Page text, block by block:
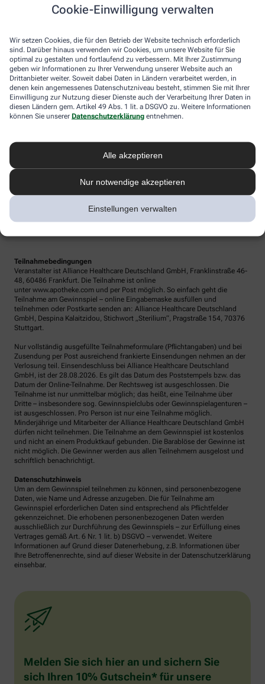
Cookie-Einwilligung verwalten
Wir setzen Cookies, die für den Betrieb der Website technisch erforderlich
sind. Darüber hinaus verwenden wir Cookies, um unsere Website für Sie
optimal zu gestalten und fortlaufend zu verbessern. Mit Ihrer Zustimmung
geben wir Informationen zu Ihrer Verwendung unserer Website auch an
Drittanbieter weiter. Soweit dabei Daten in Ländern verarbeitet werden, in
denen kein angemessenes Datenschutzniveau besteht, stimmen Sie mit Ihrer
Einwilligung zur Nutzung dieser Dienste auch der Verarbeitung Ihrer Daten in
diesen Ländern gem. Artikel 49 Abs. 1 lit. a DSGVO zu. Weitere Informationen
können Sie unserer Datenschutzerklärung entnehmen.
Alle akzeptieren
Nur notwendige akzeptieren
Einstellungen verwalten
Teilnahmebedingungen
Veranstalter ist Alliance Healthcare Deutschland GmbH, Franklinstraße 46-
48, 60486 Frankfurt. Die Teilnahme ist online
unter www.apotheke.com und per Post möglich. So einfach geht die
Teilnahme am Gewinnspiel – online Eingabemaske ausfüllen und
teilnehmen oder Postkarte senden an: Alliance Healthcare Deutschland
GmbH, Despina Kalaitzidou, Stichwort „Sterilium“, Pragstraße 154, 70376
Stuttgart.
Nur vollständig ausgefüllte Teilnahmeformulare (Pflichtangaben) und bei
Zusendung per Post ausreichend frankierte Einsendungen nehmen an der
Verlosung teil. Einsendeschluss bei Alliance Healthcare Deutschland
GmbH, ist der 28.08.2026. Es gilt das Datum des Poststempels bzw. das
Datum der Online-Teilnahme. Der Rechtsweg ist ausgeschlossen. Die
Teilnahme ist nur unmittelbar möglich; das heißt, eine Teilnahme über
Dritte – insbesondere sog. Gewinnspielclubs oder Gewinnspielagenturen –
ist ausgeschlossen. Pro Person ist nur eine Teilnahme möglich.
Minderjährige und Mitarbeiter der Alliance Healthcare Deutschland GmbH
dürfen nicht teilnehmen. Die Teilnahme an dem Gewinnspiel ist kostenlos
und nicht an einem Produktkauf gebunden. Die Barablöse der Gewinne ist
nicht möglich. Die Gewinner werden aus allen Teilnehmern ausgelost und
schriftlich benachrichtigt.
Datenschutzhinweis
Um an dem Gewinnspiel teilnehmen zu können, sind personenbezogene
Daten, wie Name und Adresse anzugeben. Die für Teilnahme am
Gewinnspiel erforderlichen Daten sind entsprechend als Pflichtfelder
gekennzeichnet. Die erhobenen personenbezogenen Daten werden
ausschließlich zur Durchführung des Gewinnspiels – zur Erfüllung eines
Vertrages gemäß Art. 6 Nr. 1 lit. b) DSGVO – verwendet. Weitere
Informationen auf Grund dieser Datenerhebung, z.B. Informationen über
Ihre Betroffenenrechte, sind auf dieser Website in der Datenschutzerklärung
einsehbar.
Melden Sie sich hier an und sichern Sie
sich Ihren 10% Gutschein* für unsere